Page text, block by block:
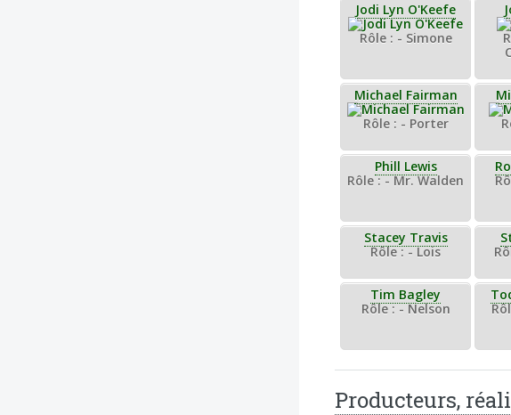
Jodi Lyn O'Keefe
Rôle : - Simone
Michael Fairman
Rôle : - Porter
Phill Lewis
Rôle : - Mr. Walden
Stacey Travis
Rôle : - Lois
Tim Bagley
Rôle : - Nelson
Producteurs,